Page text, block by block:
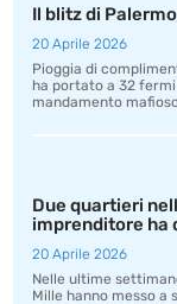
Il blitz di
20 Aprile 2026
Pioggia di
ha portato a 32 fermi
mandamento
Due quartieri
imprenditore ha
20 Aprile 2026
Nelle ultime
Mille hanno messo a